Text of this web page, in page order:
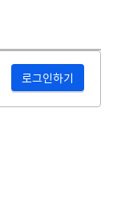
로그인하기